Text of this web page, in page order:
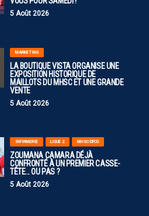
5 Août 2026
MARKETING
LA BOUTIQUE VISTA ORGANISE UNE
EXPOSITION HISTORIQUE DE
MAILLOTS DU MHSC ET UNE GRANDE
VENTE
5 Août 2026
INFIRMERIE LIGUE 2 MHSC-DFCO
ZOUMANA CAMARA DÉJÀ
CONFRONTÉ À UN PREMIER CASSE-
TÊTE… OU PAS ?
5 Août 2026
laissait entendre en
être aligné. Ainsi, on
pour conclure sa